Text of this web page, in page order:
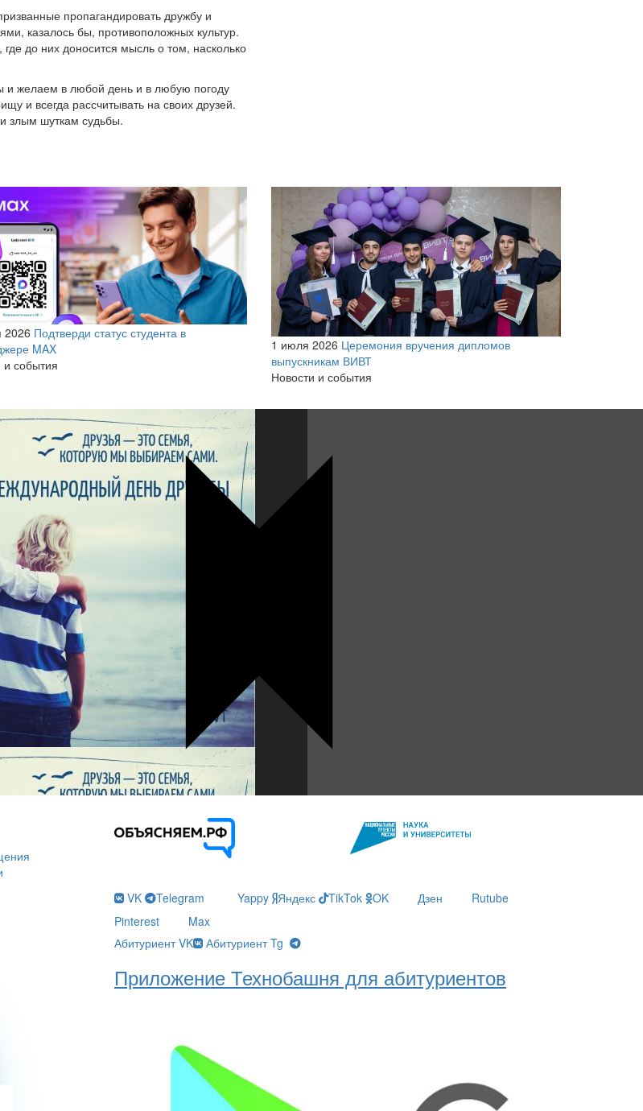
пропагандировать дружбу и
казалось бы, противоположных культур.
до них доносится мысль о том, насколько
желаем в любой день и в любую погоду
и всегда рассчитывать на своих друзей.
злым шуткам судьбы.
2026 Подтверди статус студента в
MAX
и события
1 июля 2026 Церемония вручения дипломов
выпускникам ВИВТ
Новости и события
VK
Telegram Yappy Яндекс TikTok OK Дзен
Rutube
Pinterest
Max
Абитуриент VK
Абитуриент Tg
Приложение Технобашня для абитуриентов